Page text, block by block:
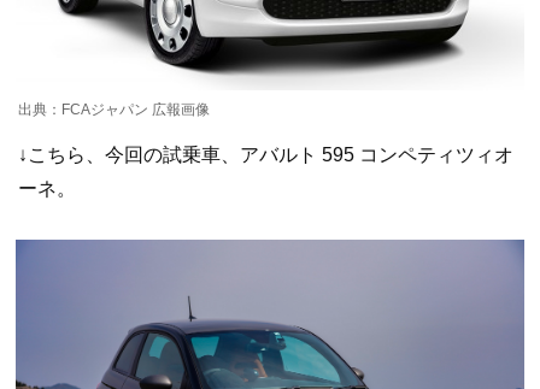
出典：FCAジャパン 広報画像
↓こちら、今回の試乗車、アバルト 595 コンペティツィオ
ーネ。